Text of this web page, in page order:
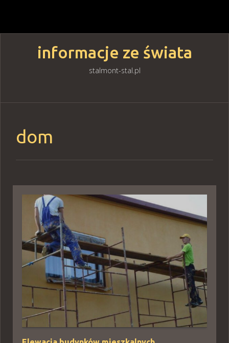
informacje ze świata
stalmont-stal.pl
Skip
dom